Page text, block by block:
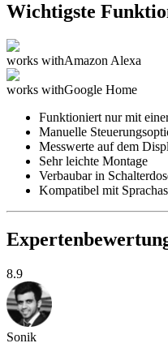
Wichtigste
works withAmazon Alexa
works withGoogle Home
Funktioniert nur mit
Manuelle
Messwerte auf dem
Sehr leichte Montage
Verbaubar in
Kompatibel mit
8.9
Sonik